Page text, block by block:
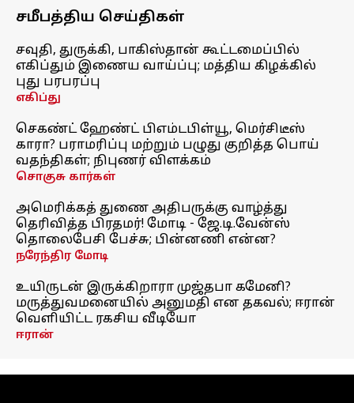
சமீபத்திய செய்திகள்
சவுதி, துருக்கி, பாகிஸ்தான் கூட்டமைப்பில்
எகிப்தும் இணைய வாய்ப்பு; மத்திய கிழக்கில்
புது பரபரப்பு
எகிப்து
செகண்ட் ஹேண்ட் பிஎம்டபிள்யூ, மெர்சிடீஸ்
காரா? பராமரிப்பு மற்றும் பழுது குறித்த பொய்
வதந்திகள்; நிபுணர் விளக்கம்
சொகுசு கார்கள்
அமெரிக்கத் துணை அதிபருக்கு வாழ்த்து
தெரிவித்த பிரதமர்! மோடி - ஜே.டி.வேன்ஸ்
தொலைபேசி பேச்சு; பின்னணி என்ன?
நரேந்திர மோடி
உயிருடன் இருக்கிறாரா முஜ்தபா கமேனி?
மருத்துவமனையில் அனுமதி என தகவல்; ஈரான்
வெளியிட்ட ரகசிய வீடியோ
ஈரான்